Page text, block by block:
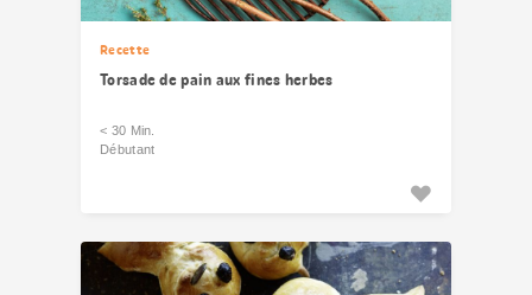
Recette
Torsade de pain aux fines herbes
< 30 Min.
Débutant